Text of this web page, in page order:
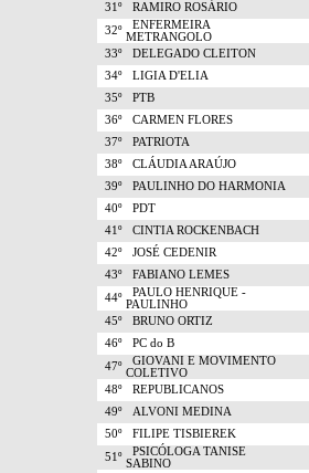
31º
RAMIRO ROSÁRIO
32º
ENFERMEIRA
METRANGOLO
33º
DELEGADO CLEITON
34º
LIGIA D'ELIA
35º
PTB
36º
CARMEN FLORES
37º
PATRIOTA
38º
CLÁUDIA ARAÚJO
39º
PAULINHO DO HARMONIA
40º
PDT
41º
CINTIA ROCKENBACH
42º
JOSÉ CEDENIR
43º
FABIANO LEMES
44º
PAULO HENRIQUE -
PAULINHO
45º
BRUNO ORTIZ
46º
PC do B
47º
GIOVANI E MOVIMENTO
COLETIVO
48º
REPUBLICANOS
49º
ALVONI MEDINA
50º
FILIPE TISBIEREK
51º
PSICÓLOGA TANISE
SABINO